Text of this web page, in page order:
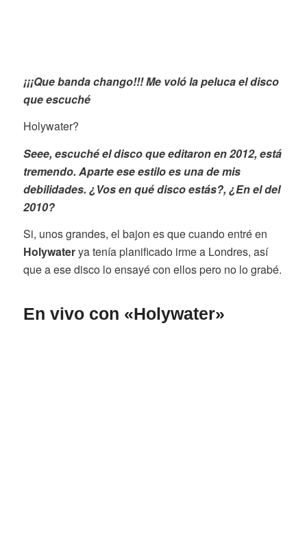
¡¡¡Que banda chango!!! Me voló la peluca el disco
que escuché
Holywater?
Seee, escuché el disco que editaron en 2012, está
tremendo. Aparte ese estilo es una de mis
debilidades. ¿Vos en qué disco estás?, ¿En el del
2010?
Si, unos grandes, el bajon es que cuando entré en
Holywaterya tenía planificado irme a Londres, así
que a ese disco lo ensayé con ellos pero no lo grabé.
En vivo con «Holywater»